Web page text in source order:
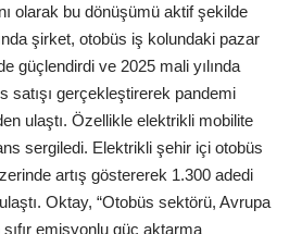
olarak bu dönüşümü aktif şekilde
şirket, otobüs iş kolundaki pazar
güçlendirdi ve 2025 mali yılında
satışı gerçekleştirerek pandemi
ulaştı. Özellikle elektrikli mobilite
sergiledi. Elektrikli şehir içi otobüs
artış göstererek 1.300 adedi
Oktay, “Otobüs sektörü, Avrupa
emisyonlu güç aktarma